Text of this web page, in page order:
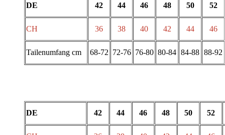
DE 42 44 46 48 50 52
CH 36 38 40 42 44 46
Tailenumfang cm 68-72 72-76 76-80 80-84 84-88 88-92
DE 42 44 46 48 50 52